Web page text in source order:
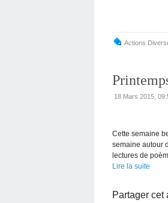
Actions
18 Mars 2015,
Cette semaine
semaine autour
lectures de
Lire la suite
Partager cet